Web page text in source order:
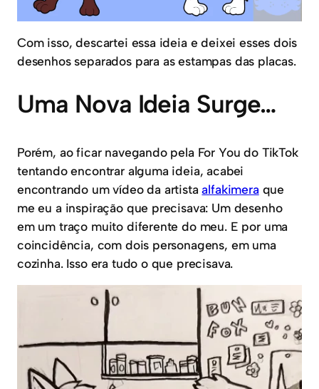
Com isso, descartei essa ideia e deixei esses dois
desenhos separados para as estampas das placas.
Uma Nova Ideia Surge…
Porém, ao ficar navegando pela For You do TikTok
tentando encontrar alguma ideia, acabei
encontrando um vídeo da artistaalfakimera que
me eu a inspiração que precisava: Um desenho
em um traço muito diferente do meu. E por uma
coincidência, com dois personagens, em uma
cozinha. Isso era tudo o que precisava.